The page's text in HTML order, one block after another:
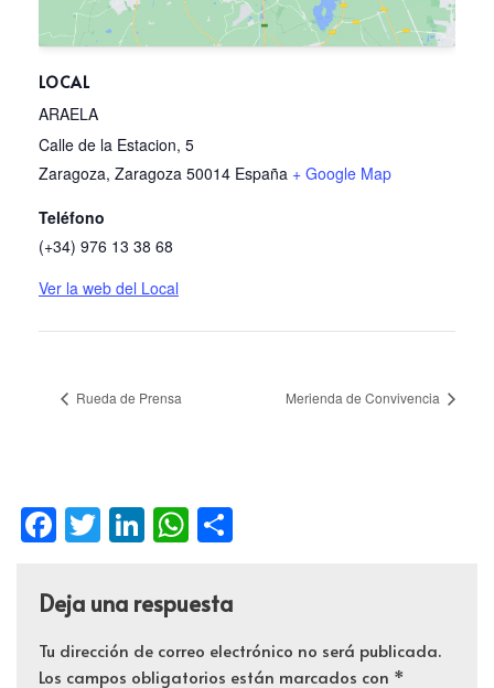
LOCAL
ARAELA
Calle de la Estacion, 5
Zaragoza, Zaragoza 50014 España + Google Map
Teléfono
(+34) 976 13 38 68
Ver la web del Local
Rueda de Prensa Merienda de Convivencia
Facebook
Twitter
LinkedInWhatsApp
Deja una respuesta
Tu dirección de correo electrónico no será publicada.
Los campos obligatorios están marcados con *